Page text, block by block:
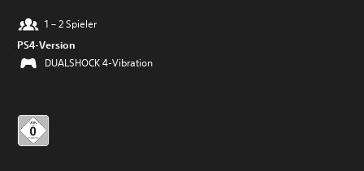
1 – 2 Spieler
PS4-Version
DUALSHOCK 4-Vibration